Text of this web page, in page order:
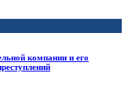
компании и его